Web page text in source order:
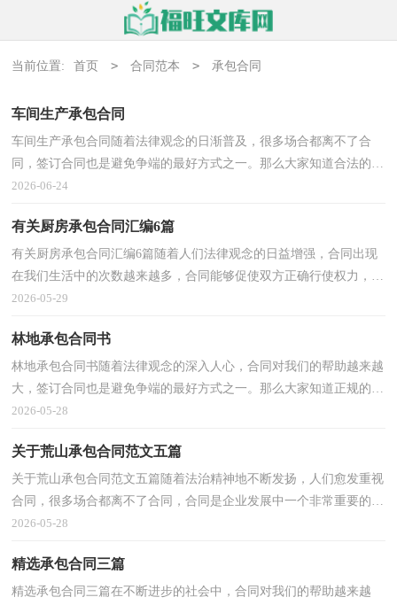
当前位置: 首页 > 合同范本 > 承包合同
车间生产承包合同
车间生产承包合同随着法律观念的日渐普及，很多场合都离不了合
同，签订合同也是避免争端的最好方式之一。那么大家知道合法的合
同书怎么写吗？以下是小编精心整理的车间生产承包合...
2026-06-24
有关厨房承包合同汇编6篇
有关厨房承包合同汇编6篇随着人们法律观念的日益增强，合同出现
在我们生活中的次数越来越多，合同能够促使双方正确行使权力，严
格履行义务。那么问题来了，到底应如何拟定合同呢？以...
2026-05-29
林地承包合同书
林地承包合同书随着法律观念的深入人心，合同对我们的帮助越来越
大，签订合同也是避免争端的最好方式之一。那么大家知道正规的合
同书怎么写吗？下面是小编为大家收集的林地承包合...
2026-05-28
关于荒山承包合同范文五篇
关于荒山承包合同范文五篇随着法治精神地不断发扬，人们愈发重视
合同，很多场合都离不了合同，合同是企业发展中一个非常重要的因
素。知道吗，写合同可是有方法的哦，以下是小编帮大家...
2026-05-28
精选承包合同三篇
精选承包合同三篇在不断进步的社会中，合同对我们的帮助越来越